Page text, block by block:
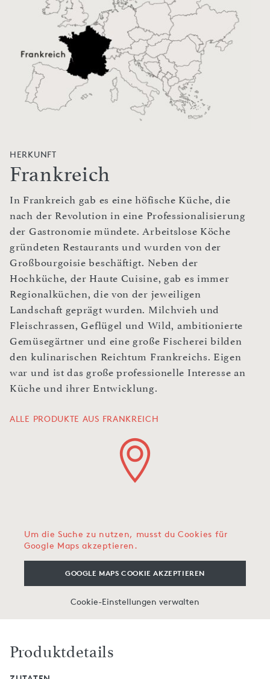
HERKUNFT
Frankreich
In Frankreich gab es eine höfische Küche, die
nach der Revolution in eine Professionalisierung
der Gastronomie mündete. Arbeitslose Köche
gründeten Restaurants und wurden von der
Großbourgoisie beschäftigt. Neben der
Hochküche, der Haute Cuisine, gab es immer
Regionalküchen, die von der jeweiligen
Landschaft geprägt wurden. Milchvieh und
Fleischrassen, Geflügel und Wild, ambitionierte
Gemüsegärtner und eine große Fischerei bilden
den kulinarischen Reichtum Frankreichs. Eigen
war und ist das große professionelle Interesse an
Küche und ihrer Entwicklung.
ALLE PRODUKTE AUS FRANKREICH
Um die Suche zu nutzen, musst du Cookies für
Google Maps akzeptieren.
GOOGLE MAPS COOKIE AKZEPTIEREN
Cookie-Einstellungen verwalten
Produktdetails